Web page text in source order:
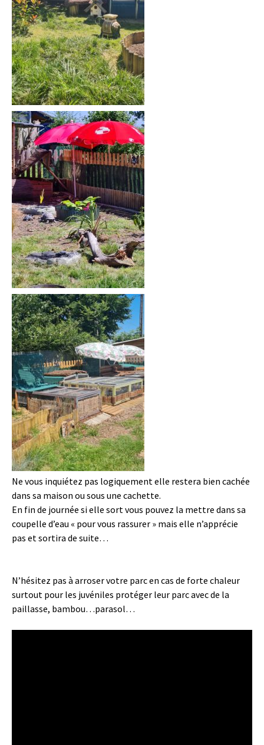
Ne vous inquiétez pas logiquement elle restera bien cachée
dans sa maison ou sous une cachette.
En fin de journée si elle sort vous pouvez la mettre dans sa
coupelle d’eau « pour vous rassurer » mais elle n’apprécie
pas et sortira de suite…
N’hésitez pas à arroser votre parc en cas de forte chaleur
surtout pour les juvéniles protéger leur parc avec de la
paillasse, bambou…parasol…